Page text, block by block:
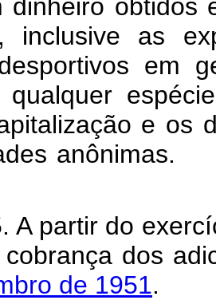
dinheiro obtidos
inclusive as
em
qualquer
e os
A partir do
dos
de 1951.